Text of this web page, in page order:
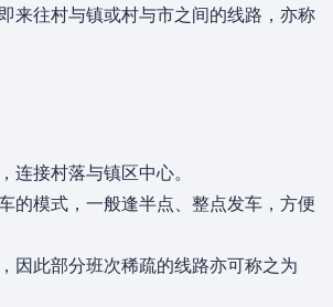
来往村与镇或村与市之间的线路，亦称
连接村落与镇区中心。
的模式，一般逢半点、整点发车，方便
因此部分班次稀疏的线路亦可称之为